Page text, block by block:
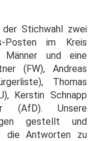
Stichwahl zwei
Posten im Kreis
und eine
(FW), Andreas
Thomas
Kerstin Schnapp
(AfD). Unsere
gestellt und
die Antworten zu